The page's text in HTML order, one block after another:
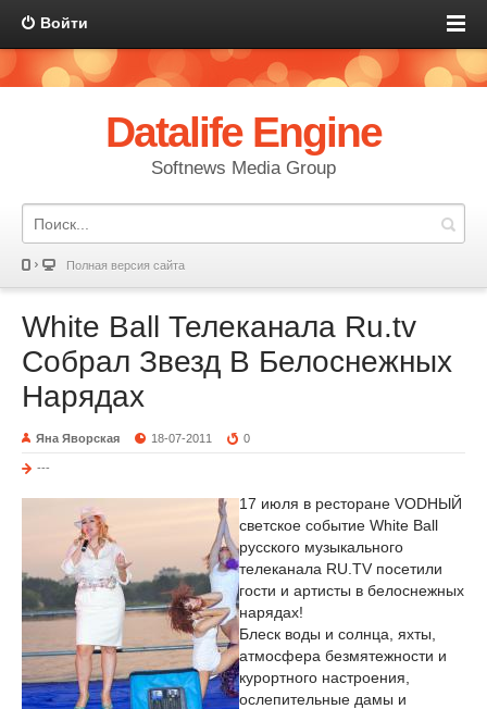
Войти
Datalife Engine
Softnews Media Group
Полная версия сайта
White Ball Телеканала Ru.tv
Собрал Звезд В Белоснежных
Нарядах
Яна Яворская 18-07-2011 0
---
17 июля в ресторане VODНЫЙ
светское событие White Ball
русского музыкального
телеканала RU.TV посетили
гости и артисты в белоснежных
нарядах!
Блеск воды и солнца, яхты,
атмосфера безмятежности и
курортного настроения,
ослепительные дамы и